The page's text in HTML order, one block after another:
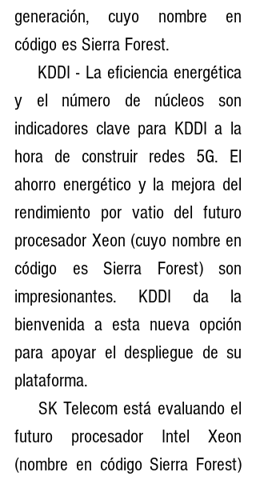
generación, cuyo nombre en
código es Sierra Forest.
y el número de núcleos son
indicadores clave para KDDI a la
hora de construir redes 5G. El
ahorro energético y la mejora del
rendimiento por vatio del futuro
procesador Xeon (cuyo nombre en
código es Sierra Forest) son
impresionantes. KDDI da la
bienvenida a esta nueva opción
para apoyar el despliegue de su
plataforma.
futuro procesador Intel Xeon
(nombre en código Sierra Forest)